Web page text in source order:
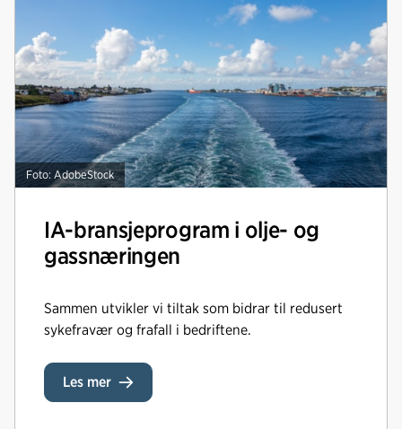
Foto: AdobeStock
IA-bransjeprogram i olje- og
gassnæringen
Sammen utvikler vi tiltak som bidrar til redusert
sykefravær og frafall i bedriftene.
Les mer